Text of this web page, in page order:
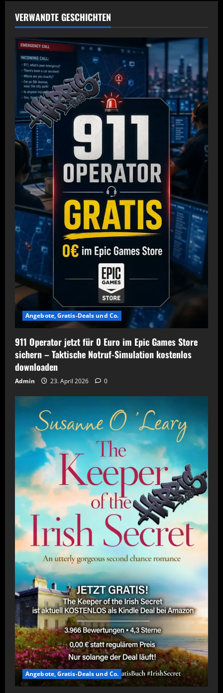
VERWANDTE GESCHICHTEN
Angebote, Gratis-Deals und Co.
911 Operator jetzt für 0 Euro im Epic Games Store
sichern – Taktische Notruf-Simulation kostenlos
downloaden
Admin 23. April 2026 0
Angebote, Gratis-Deals und Co.